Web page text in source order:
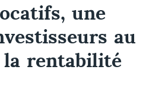
une
au
la rentabilité